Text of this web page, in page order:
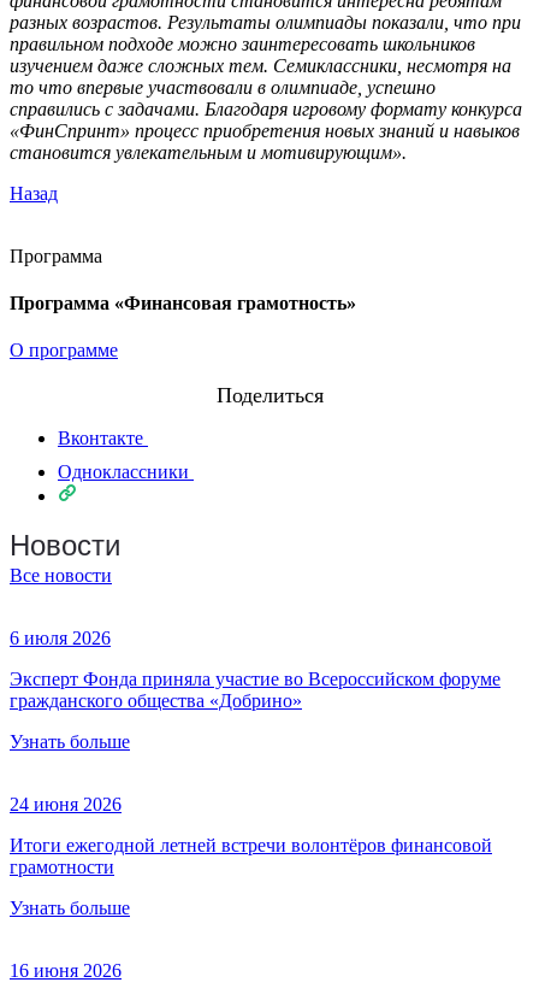
разных возрастов. Результаты олимпиады показали, что при
правильном подходе можно заинтересовать школьников
изучением даже сложных тем. Семиклассники, несмотря на
то что впервые участвовали в олимпиаде, успешно
справились с задачами. Благодаря игровому формату конкурса
«ФинСпринт» процесс приобретения новых знаний и навыков
становится увлекательным и мотивирующим».
Назад
Программа
Программа «Финансовая грамотность»
О программе
Поделиться
Вконтакте
Одноклассники
Новости
Все новости
6 июля 2026
Эксперт Фонда приняла участие во Всероссийском форуме
гражданского общества «Добрино»
Узнать больше
24 июня 2026
Итоги ежегодной летней встречи волонтёров финансовой
грамотности
Узнать больше
16 июня 2026